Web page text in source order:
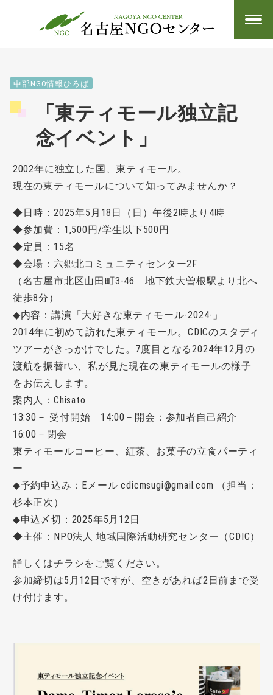
中部NGO情報ひろば
「東ティモール独立記
念イベント」
2002年に独立した国、東ティモール。
現在の東ティモールについて知ってみませんか？
◆日時：2025年5月18日（日）午後2時より4時
◆参加費：1,500円/学生以下500円
◆定員：15名
◆会場：六郷北コミュニティセンター2F
（名古屋市北区山田町3-46 地下鉄大曽根駅より北へ
徒歩8分）
◆内容：講演「大好きな東ティモール-2024-」
2014年に初めて訪れた東ティモール。CDICのスタディ
ツアーがきっかけでした。7度目となる2024年12月の
渡航を振替rい、私が見た現在の東ティモールの様子
をお伝えします。
案内人：Chisato
13:30－ 受付開始 14:00－開会：参加者自己紹介
16:00－閉会
東ティモールコーヒー、紅茶、お菓子の立食パーティ
ー
◆予約申込み：Eメール cdicmsugi@gmail.com （担当：
杉本正次）
◆申込〆切：2025年5月12日
◆主催：NPO法人 地域国際活動研究センター（CDIC）
詳しくはチラシをご覧ください。
参加締切は5月12日ですが、空きがあれば2日前まで受
け付けます。